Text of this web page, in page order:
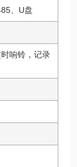
、U盘
响铃，记录